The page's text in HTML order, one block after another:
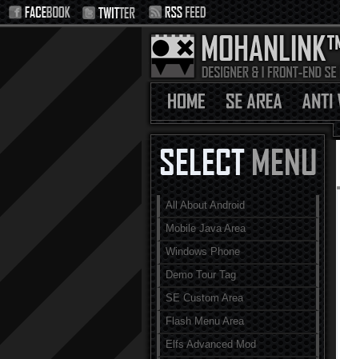
All About Android
Mobile Java Area
Windows Phone
Demo Tour Tag
SE Custom Area
Flash Menu Area
Elfs Advanced Mod